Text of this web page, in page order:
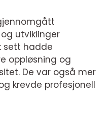
utviklinger
sett hadde
oppløsning og
De var også mer
krevde profesjonell